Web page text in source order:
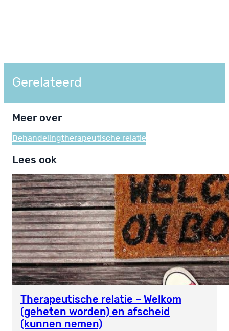
Gerelateerd
Meer over
Behandelingtherapeutische relatie
Lees ook
Therapeutische relatie – Welkom
(geheten worden) en afscheid
(kunnen nemen)